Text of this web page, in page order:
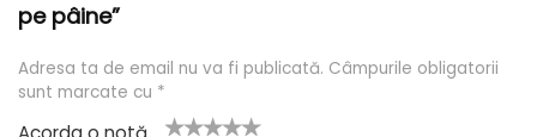
pe pâine”
Adresa ta de email nu va fi publicată. Câmpurile obligatorii
sunt marcate cu *